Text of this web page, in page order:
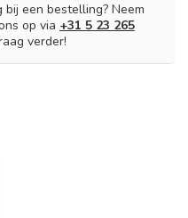
een bestelling? Neem
op via +31 5 23 265
verder!